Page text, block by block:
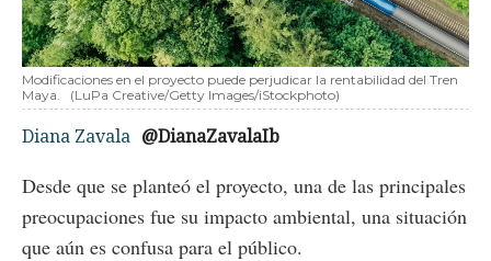
Modificaciones en el proyecto puede perjudicar la rentabilidad del Tren
Maya.
(LuPa Creative/Getty Images/iStockphoto)
Diana Zavala @DianaZavalaIb
Desde que se planteó el proyecto, una de las principales
preocupaciones fue su impacto ambiental, una situación
que aún es confusa para el público.